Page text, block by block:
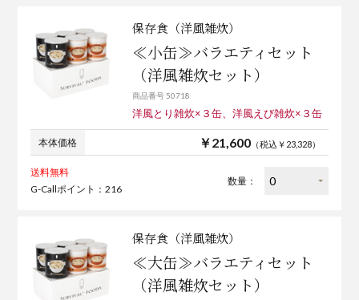
保存食（洋風雑炊）
≪小缶≫バラエティセット
（洋風雑炊セット）
商品番号 50718
洋風とり雑炊×３缶、洋風えび雑炊×３缶
本体価格 ￥21,600（税込￥23,328）
送料無料
G-Callポイント：216
数量：
保存食（洋風雑炊）
≪大缶≫バラエティセット
（洋風雑炊セット）